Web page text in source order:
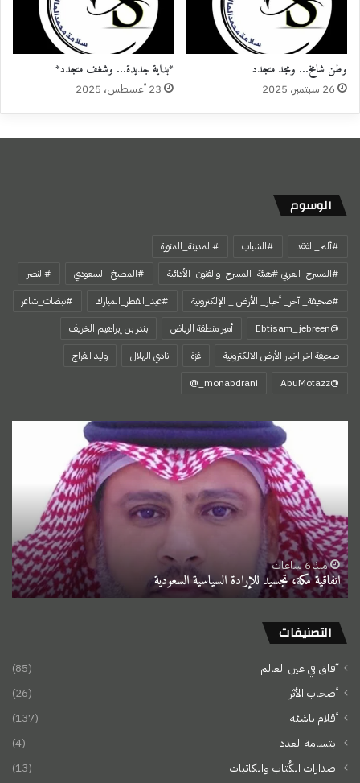
وطن شامخ… ومجد متجدد
26 سبتمبر، 2025
*بداية جديدة… وشغف متجدد*
23 أغسطس، 2025
الوسوم
#ألم_الفقد #الشباب
#المدينة_المنورة
#المسرح_العربي #هيئة_المسرح_والفنون_الأدائية
#المطبخ_السعودي
#النصر
#صحيفة_ آخر_ أخبار_ الأرض _ الإلكترونية
#عيد_الفطر_المبارك
#نبضات_شاعر
@Ebtisam_jebreen
أمير منطقة الرياض
بندر بن إبراهيم الخريف
صحيفة اخر اخبار الأرض الالكترونية
غزة نادي الهلال
وليد الفراج
‏@AbuMotazz
السياسية
السعودية
منذ 6 ساعات
اتفاقية مكة، تجسيد للإرادة السياسية السعودية
التصنيفات
آفاق في عين العالم
(85)
أصحاب الأثر
(26)
أقلام ناشئة
(137)
ابتسامة العدد
(4)
اصدارات الكُتاب والكاتبات
(13)